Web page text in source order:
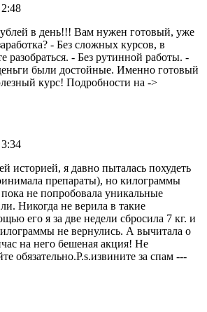
в день!!! Вам нужен готовый, уже
- Без сложных курсов, в
разобраться. - Без рутинной работы. -
были достойные. Именно готовый
курс! Подробности на ->
историей, я давно пыталась похудеть
препараты), но килограммы
не попробовала уникальные
Никогда не верила в такие
его я за две недели сбросила 7 кг. и
не вернулись. А вычитала о
на него бешеная акция! Не
обязательно.P.s.извините за спам ---